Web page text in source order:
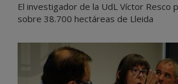
El investigador de la UdL Víctor Resco
sobre 38.700 hectáreas de Lleida